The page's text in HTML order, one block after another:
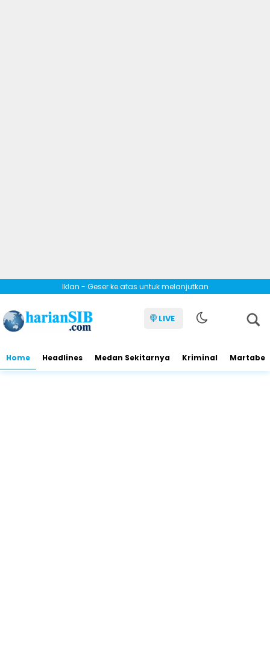
Iklan - Geser ke atas untuk melanjutkan
LIVE
Home Headlines Medan Sekitarnya Kriminal Martabe